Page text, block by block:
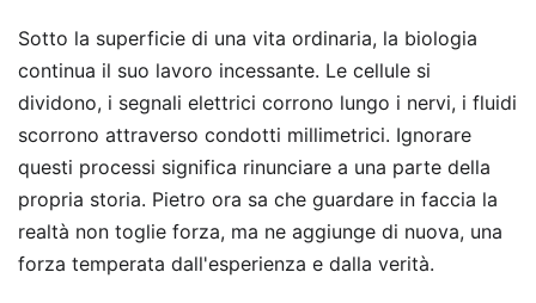
Sotto la superficie di una vita ordinaria, la biologia
continua il suo lavoro incessante. Le cellule si
dividono, i segnali elettrici corrono lungo i nervi, i fluidi
scorrono attraverso condotti millimetrici. Ignorare
questi processi significa rinunciare a una parte della
propria storia. Pietro ora sa che guardare in faccia la
realtà non toglie forza, ma ne aggiunge di nuova, una
forza temperata dall'esperienza e dalla verità.